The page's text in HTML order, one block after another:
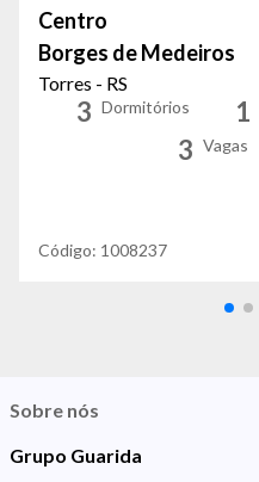
Centro
Borges de Medeiros
Torres - RS
3 Dormitórios 1
3 Vagas
Código: 1008237
Sobre nós
Grupo Guarida